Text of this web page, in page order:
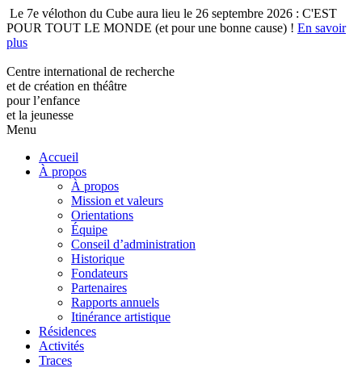
Le 7e vélothon du Cube aura lieu le 26 septembre 2026 : C'EST
POUR TOUT LE MONDE (et pour une bonne cause) ! En savoir
plus
Centre international de recherche
et de création en théâtre
pour l’enfance
et la jeunesse
Menu
Accueil
À propos
À propos
Mission et valeurs
Orientations
Équipe
Conseil d’administration
Historique
Fondateurs
Partenaires
Rapports annuels
Itinérance artistique
Résidences
Activités
Traces